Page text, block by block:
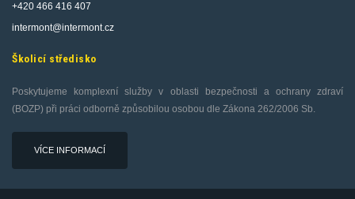
+420 466 416 407
intermont@intermont.cz
Školicí středisko
Poskytujeme komplexní služby v oblasti bezpečnosti a ochrany zdraví
(BOZP) při práci odborně způsobilou osobou dle Zákona 262/2006 Sb.
VÍCE INFORMACÍ